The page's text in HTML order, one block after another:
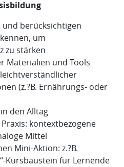
berücksichtigen
um
zu stärken
Materialien und Tools
(z.?B. Ernährungs- oder
den Alltag
kontextbezogene
Mittel
Mini-Aktion: z.?B.
Kursbaustein für Lernende